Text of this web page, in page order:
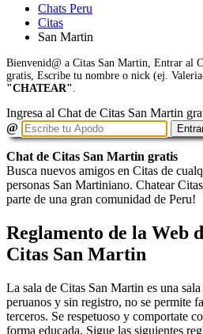
Chats Peru
Citas
San Martin
Bienvenid@ a Citas San Martin, Entrar al
gratis, Escribe tu nombre o nick (ej.
"CHATEAR"
Ingresa al Chat de Citas San Martin
@
Chat de Citas San Martin gratis
Busca nuevos amigos en Citas de
personas San Martiniano. Chatear
parte de una gran comunidad de Peru!
Reglamento de la Web
Citas San Martin
La sala de Citas San Martin es una
peruanos y sin registro, no se permite
terceros. Se respetuoso y comportate
forma educada. Sigue las siguientes